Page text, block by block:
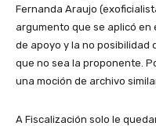
Fernanda Araujo
argumento que se aplicó en
de apoyo y la no posibilidad
que no sea la proponente.
una moción de archivo
A Fiscalización solo le